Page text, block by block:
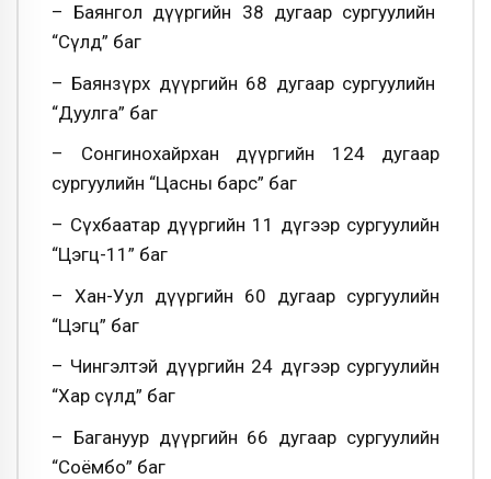
– Баянгол дүүргийн 38 дугаар сургуулийн
“Сүлд” баг
– Баянзүрх дүүргийн 68 дугаар сургуулийн
“Дуулга” баг
– Сонгинохайрхан дүүргийн 124 дугаар
сургуулийн “Цасны барс” баг
– Сүхбаатар дүүргийн 11 дүгээр сургуулийн
“Цэгц-11” баг
– Хан-Уул дүүргийн 60 дугаар сургуулийн
“Цэгц” баг
– Чингэлтэй дүүргийн 24 дүгээр сургуулийн
“Хар сүлд” баг
– Багануур дүүргийн 66 дугаар сургуулийн
“Соёмбо” баг